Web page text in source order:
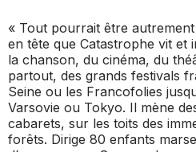
_ TNB ÉCO-
_ ARCHIVES ET
_ INTERNATIONAL
_ NOUS SOUTENIR
_ CONTACTS ET INFOS
_ PROFITER
_ MARCHÉS
_ EMPLOIS / STAGES
« Tout pourrait être autrement
en tête que Catastrophe vit et
la chanson, du cinéma, du
partout, des grands festivals
Seine ou les Francofolies
Varsovie ou Tokyo. Il mène
cabarets, sur les toits des
forêts. Dirige 80 enfants